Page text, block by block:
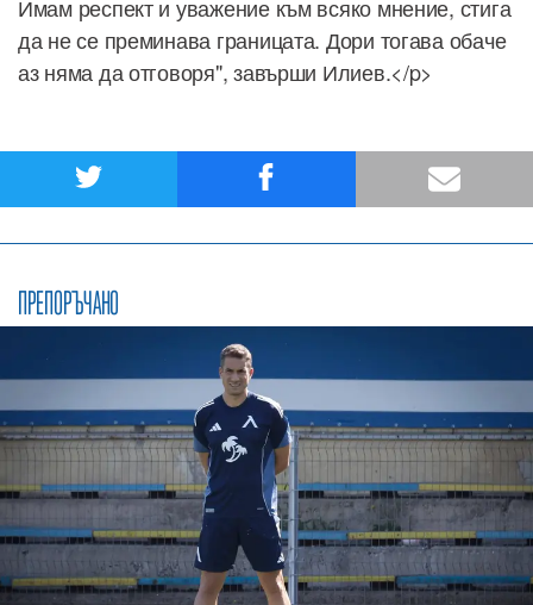
Имам респект и уважение към всяко мнение, стига
да не се преминава границата. Дори тогава обаче
аз няма да отговоря", завърши Илиев.</p>
ПРЕПОРЪЧАНО